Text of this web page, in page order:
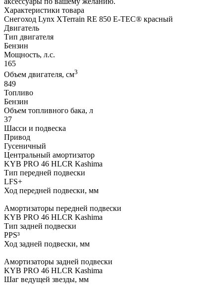
Характеристики товара
Снегоход Lynx XTerrain RE 850 E-TEC® красный
Двигатель
Тип двигателя
Бензин
Мощность, л.с.
165
Объем двигателя, см3
849
Топливо
Бензин
Объем топливного бака, л
37
Шасси и подвеска
Привод
Гусеничный
Центральный амортизатор
KYB PRO 46 HLCR Kashima
Тип передней подвески
LFS+
Ход передней подвески, мм
Амортизаторы передней подвески
KYB PRO 46 HLCR Kashima
Тип задней подвески
PPS³
Ход задней подвески, мм
Амортизаторы задней подвески
KYB PRO 46 HLCR Kashima
Шаг ведущей звезды, мм